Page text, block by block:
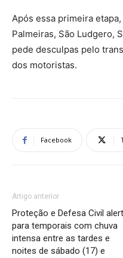
Após essa primeira
Palmeiras, São Ludgero,
pede desculpas pelo
dos motoristas.
Facebook
Artigo anterior
Proteção e Defesa Civil
para temporais com chuva
intensa entre as tardes e
noites de sábado (17) e